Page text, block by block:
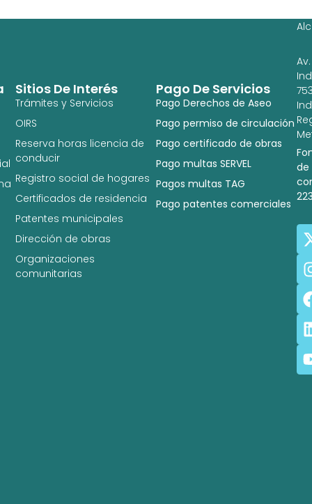
Pago De Servicios
Pago Derechos de Aseo
Pago permiso de circulación
Pago certificado de obras
Pago multas SERVEL
Pagos multas TAG
Pago patentes comerciales
Sitios De Interés
Trámites y Servicios
OIRS
Reserva horas licencia de
conducir
Registro social de hogares
Certificados de residencia
Patentes municipales
Dirección de obras
Organizaciones
comunitarias
Av.
de